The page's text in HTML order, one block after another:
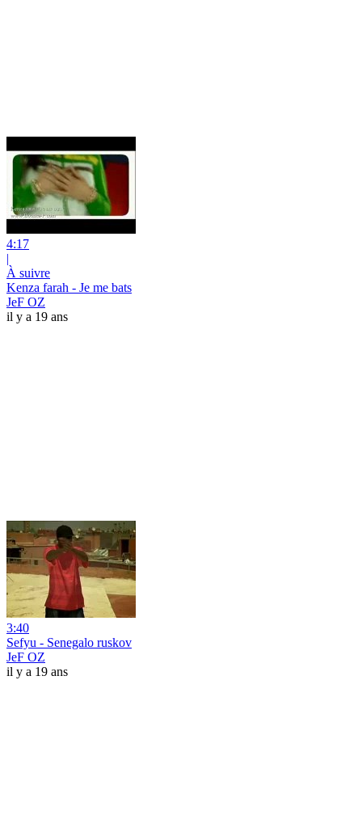
4:17
|
À suivre
Kenza farah - Je me bats
JeF OZ
il y a 19 ans
3:40
Sefyu - Senegalo ruskov
JeF OZ
il y a 19 ans